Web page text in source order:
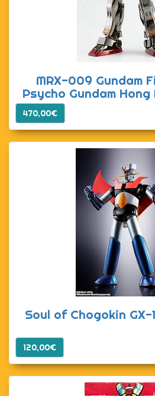
MRX-009 Gundam
Psycho Gundam
470,00€
Soul of Chogokin
120,00€